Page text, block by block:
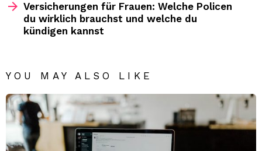
Versicherungen für Frauen: Welche Policen
du wirklich brauchst und welche du
kündigen kannst
YOU MAY ALSO LIKE